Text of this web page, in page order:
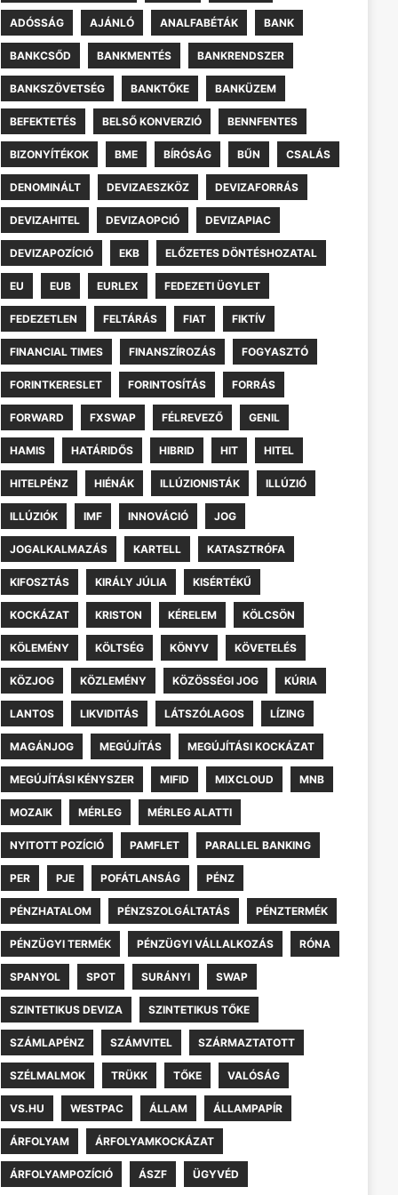
ADÓSSÁG AJÁNLÓ ANALFABÉTÁK BANK
BANKCSŐD BANKMENTÉS BANKRENDSZER
BANKSZÖVETSÉG BANKTŐKE BANKÜZEM
BEFEKTETÉS BELSŐ KONVERZIÓ BENNFENTES
BIZONYÍTÉKOK BME BÍRÓSÁG BŰN CSALÁS
DENOMINÁLT DEVIZAESZKÖZ DEVIZAFORRÁS
DEVIZAHITEL DEVIZAOPCIÓ DEVIZAPIAC
DEVIZAPOZÍCIÓ EKB ELŐZETES DÖNTÉSHOZATAL
EU EUB EURLEX FEDEZETI ÜGYLET
FEDEZETLEN FELTÁRÁS FIAT FIKTÍV
FINANCIAL TIMES FINANSZÍROZÁS FOGYASZTÓ
FORINTKERESLET FORINTOSÍTÁS FORRÁS
FORWARD FXSWAP FÉLREVEZŐ GENIL
HAMIS HATÁRIDŐS HIBRID HIT HITEL
HITELPÉNZ HIÉNÁK ILLÚZIONISTÁK ILLÚZIÓ
ILLÚZIÓK IMF INNOVÁCIÓ JOG
JOGALKALMAZÁS KARTELL KATASZTRÓFA
KIFOSZTÁS KIRÁLY JÚLIA KISÉRTÉKŰ
KOCKÁZAT KRISTON KÉRELEM KÖLCSÖN
KÖLEMÉNY KÖLTSÉG KÖNYV KÖVETELÉS
KÖZJOG KÖZLEMÉNY KÖZÖSSÉGI JOG KÚRIA
LANTOS LIKVIDITÁS LÁTSZÓLAGOS LÍZING
MAGÁNJOG MEGÚJÍTÁS MEGÚJÍTÁSI KOCKÁZAT
MEGÚJÍTÁSI KÉNYSZER MIFID MIXCLOUD MNB
MOZAIK MÉRLEG MÉRLEG ALATTI
NYITOTT POZÍCIÓ PAMFLET PARALLEL BANKING
PER PJE POFÁTLANSÁG PÉNZ
PÉNZHATALOM PÉNZSZOLGÁLTATÁS PÉNZTERMÉK
PÉNZÜGYI TERMÉK PÉNZÜGYI VÁLLALKOZÁS RÓNA
SPANYOL SPOT SURÁNYI SWAP
SZINTETIKUS DEVIZA SZINTETIKUS TŐKE
SZÁMLAPÉNZ SZÁMVITEL SZÁRMAZTATOTT
SZÉLMALMOK TRÜKK TŐKE VALÓSÁG
VS.HU WESTPAC ÁLLAM ÁLLAMPAPÍR
ÁRFOLYAM ÁRFOLYAMKOCKÁZAT
ÁRFOLYAMPOZÍCIÓ ÁSZF ÜGYVÉD